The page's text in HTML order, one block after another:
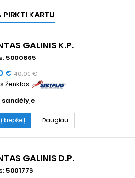
KARTU
GALINIS K.P.
5000665
€ Bazinė
kaina
40,00 €
ženklas:
sandėlyje
Į krepšelį Daugiau
GALINIS D.P.
5001776